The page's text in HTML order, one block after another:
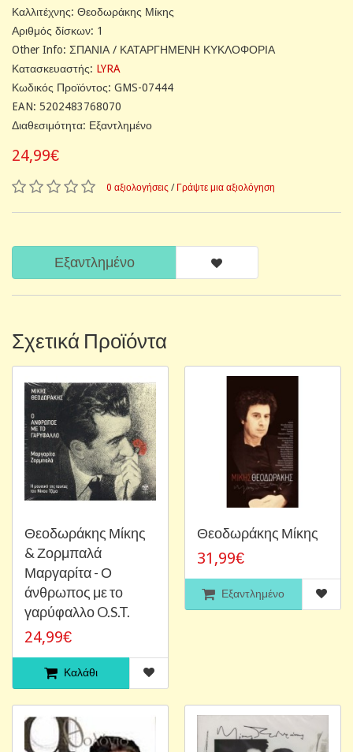
Καλλιτέχνης: Θεοδωράκης Μίκης
Αριθμός δίσκων: 1
Other Info: ΣΠΑΝΙΑ / ΚΑΤΑΡΓΗΜΕΝΗ ΚΥΚΛΟΦΟΡΙΑ
Κατασκευαστής: LYRA
Κωδικός Προϊόντος: GMS-07444
EAN: 5202483768070
Διαθεσιμότητα: Εξαντλημένο
24,99€
0 αξιολογήσεις / Γράψτε μια αξιολόγηση
Εξαντλημένο
Σχετικά Προϊόντα
Θεοδωράκης Μίκης
& Ζορμπαλά
Μαργαρίτα - Ο
άνθρωπος με το
γαρύφαλλο O.S.T.
24,99€
Καλάθι
Θεοδωράκης Μίκης
31,99€
Εξαντλημένο